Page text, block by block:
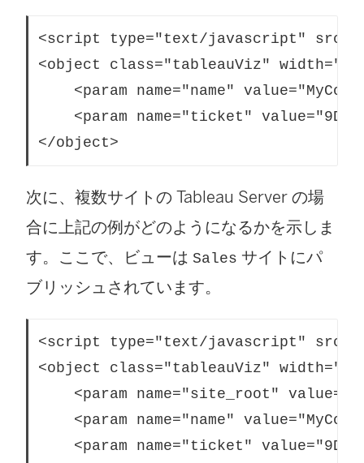
ン
ク
が
開
<script type="text/javascript"
<object class="tableauViz"
<param name="name"
<param name="ticket"
</object>
次に、複数サイトの Tableau Server の場
合に上記の例がどのようになるかを示しま
す。ここで、ビューは Sales サイトにパ
ブリッシュされています。
<script type="text/javascript"
<object class="tableauViz"
<param name="site_root"
<param name="name"
<param name="ticket"